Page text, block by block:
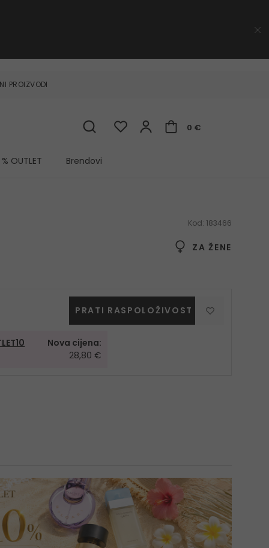
PROIZVODI
0 €
% OUTLET Brendovi
Kod: 183466
ZA ŽENE
PRATI RASPOLOŽIVOST
Nova cijena:
28,80 €